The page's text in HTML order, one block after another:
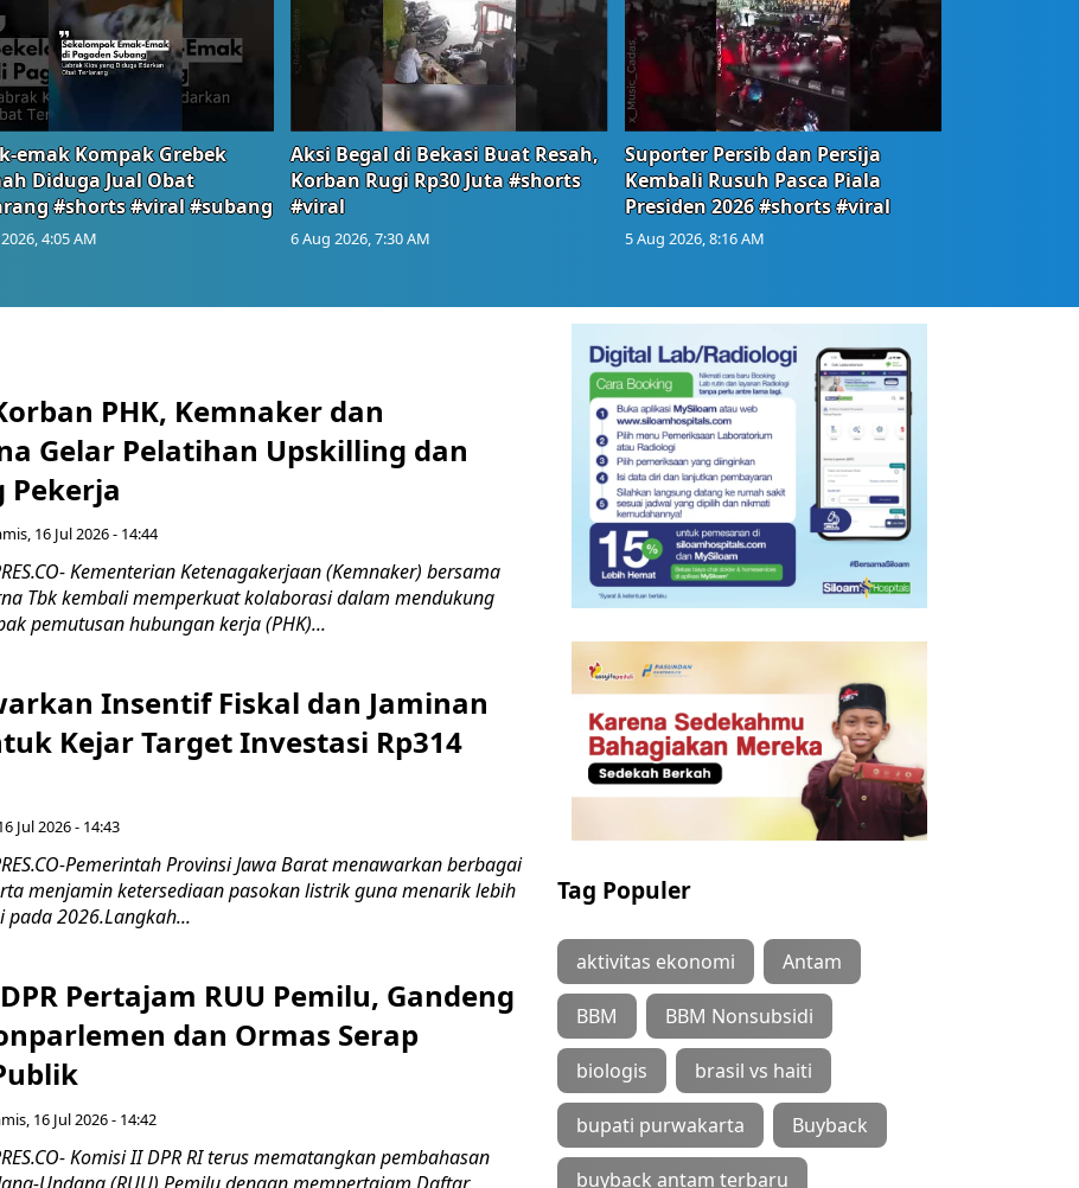
emak Kompak Grebek
Diduga Jual Obat
#shorts #viral #subang
4:05 AM
Aksi Begal di Bekasi Buat Resah,
Korban Rugi Rp30 Juta #shorts
#viral
6 Aug 2026, 7:30 AM
Suporter Persib dan Persija
Kembali Rusuh Pasca Piala
Presiden 2026 #shorts #viral
5 Aug 2026, 8:16 AM
PHK, Kemnaker dan
Gelar Pelatihan Upskilling dan
Pekerja
16 Jul 2026 - 14:44
Kementerian Ketenagakerjaan (Kemnaker) bersama
Tbk kembali memperkuat kolaborasi dalam mendukung
pemutusan hubungan kerja (PHK)...
Insentif Fiskal dan Jaminan
Kejar Target Investasi Rp314
Jul 2026 - 14:43
Pemerintah Provinsi Jawa Barat menawarkan berbagai
menjamin ketersediaan pasokan listrik guna menarik lebih
pada 2026.Langkah...
Pertajam RUU Pemilu, Gandeng
dan Ormas Serap
16 Jul 2026 - 14:42
Komisi II DPR RI terus mematangkan pembahasan
Undang (RUU) Pemilu dengan mempertajam Daftar
Tag Populer
aktivitas ekonomi Antam
BBM BBM Nonsubsidi
biologis brasil vs haiti
bupati purwakarta Buyback
buyback antam terbaru